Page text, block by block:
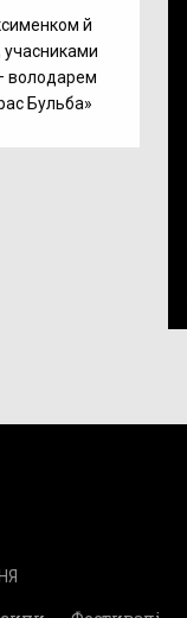
й
учасниками
володарем
Бульба»